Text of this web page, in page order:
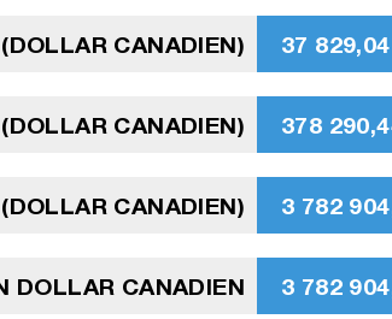
CANADIEN) 37
CANADIEN) 378
CANADIEN) 3 782
DOLLAR CANADIEN 3 782